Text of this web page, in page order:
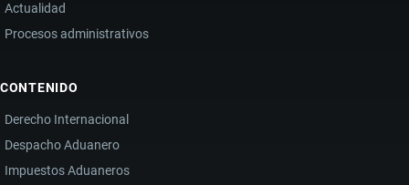
Actualidad
Procesos administrativos
CONTENIDO
Derecho Internacional
Despacho Aduanero
Impuestos Aduaneros